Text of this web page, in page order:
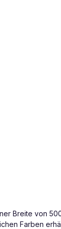
Breite von
Farben